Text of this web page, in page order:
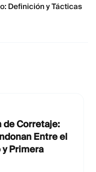
Definición y Tácticas
de Corretaje:
Entre el
Primera